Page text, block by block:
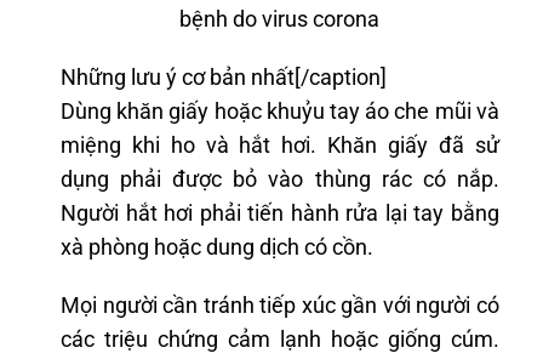
bệnh do virus corona
Những lưu ý cơ bản nhất[/caption]
Dùng khăn giấy hoặc khuỷu tay áo che mũi và
miệng khi ho và hắt hơi. Khăn giấy đã sử
dụng phải được bỏ vào thùng rác có nắp.
Người hắt hơi phải tiến hành rửa lại tay bằng
xà phòng hoặc dung dịch có cồn.
Mọi người cần tránh tiếp xúc gần với người có
các triệu chứng cảm lạnh hoặc giống cúm.